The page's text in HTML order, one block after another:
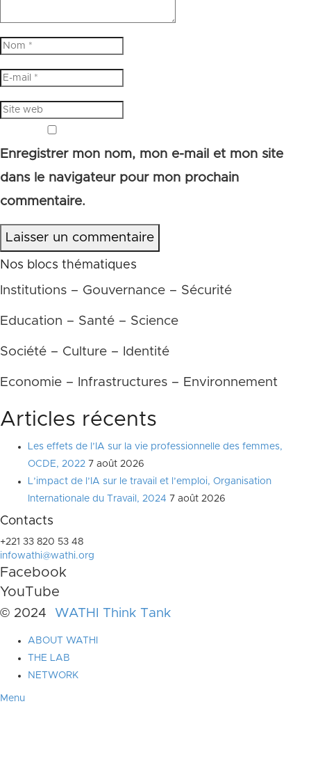
Enregistrer mon nom, mon e-mail et mon site
dans le navigateur pour mon prochain
commentaire.
Laisser un commentaire
Nos blocs thématiques
Institutions – Gouvernance – Sécurité
Education – Santé – Science
Société – Culture – Identité
Economie – Infrastructures – Environnement
Articles récents
Les effets de l’IA sur la vie professionnelle des femmes,
OCDE, 2022 7 août 2026
L’impact de l’IA sur le travail et l’emploi, Organisation
Internationale du Travail, 2024 7 août 2026
Contacts
+221 33 820 53 48
infowathi@wathi.org
Facebook
YouTube
© 2024 WATHI Think Tank
ABOUT WATHI
THE LAB
NETWORK
Menu